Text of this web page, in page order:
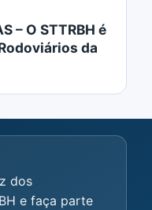
– O STTRBH é
da
dos
e faça parte